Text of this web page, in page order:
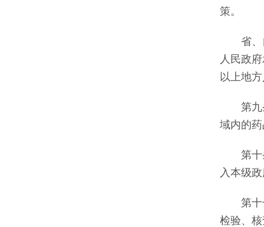
策。
省、自
人民政
以上地
第九条
域内的
第十条
入本级
第十一
检验、